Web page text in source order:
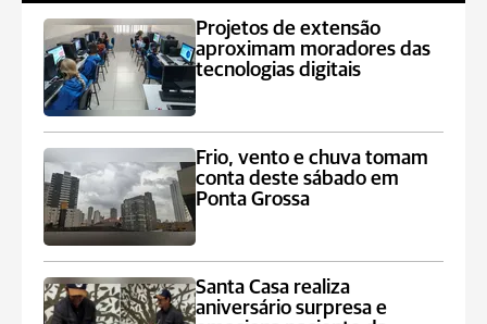
Projetos de extensão
aproximam moradores das
tecnologias digitais
Frio, vento e chuva tomam
conta deste sábado em
Ponta Grossa
Santa Casa realiza
aniversário surpresa e